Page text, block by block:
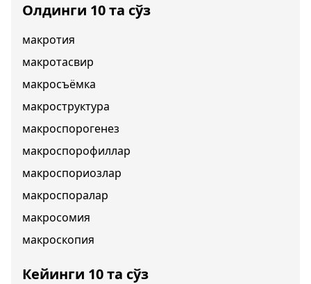
Олдинги 10 та сўз
макротия
макротасвир
макросъёмка
макроструктура
макроспорогенез
макроспорофиллар
макроспориозлар
макроспоралар
макросомия
макроскопия
Кейинги 10 та сўз